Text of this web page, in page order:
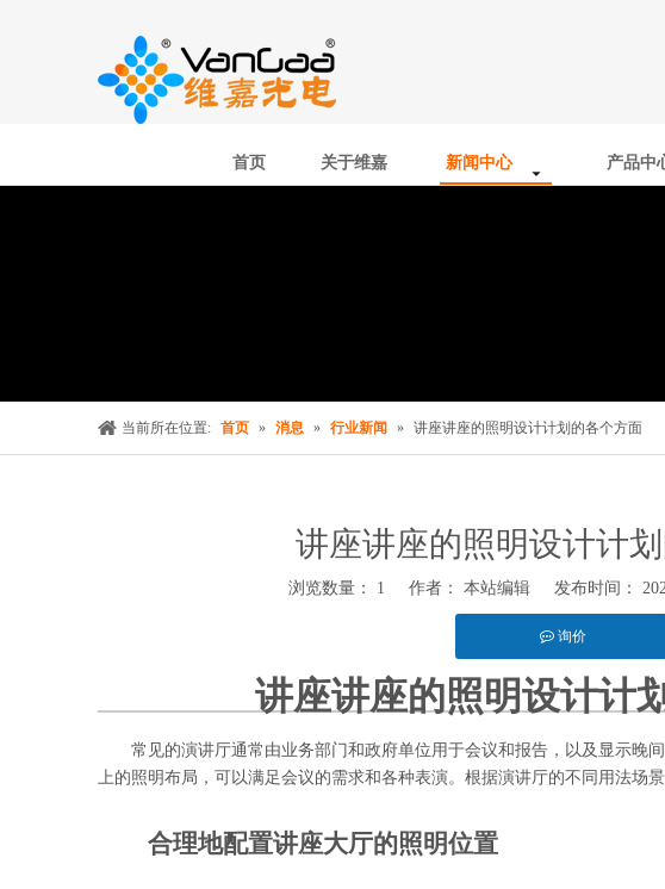
首页 关于维嘉 新闻中心 产品中
当前所在位置: 首页 » 消息 » 行业新闻 » 讲座讲座的照明设计计划的各个方面
讲座讲座的照明设计计
浏览数量： 1 作者： 本站编辑 发布时间：
询价
["facebook","twitter","line","wechat","linkedin","pinterest","whatsapp"]
讲座讲座的照明设计计
常见的演讲厅通常由业务部门和政府单位用于会议和报告，以及显示晚
上的照明布局，可以满足会议的需求和各种表演。根据演讲厅的不同用法场
合理地配置讲座大厅的照明位置